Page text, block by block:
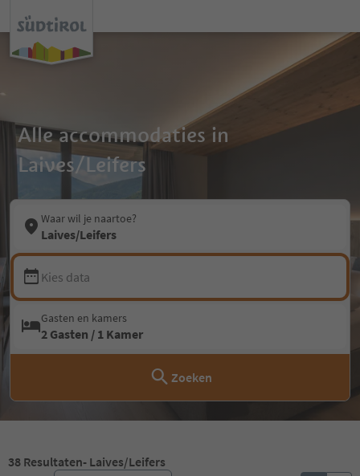
Alle accommodaties in
Laives/Leifers
Waar wil je naartoe?
Laives/Leifers
Kies data
Gasten en kamers
2 Gasten / 1 Kamer
Zoeken
38 Resultaten- Laives/Leifers